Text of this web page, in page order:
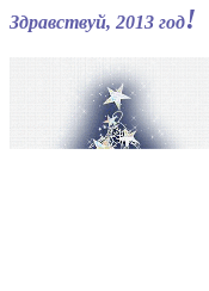
Здравствуй, 2013 год!